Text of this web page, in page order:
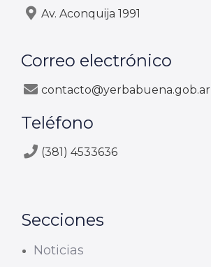
Av. Aconquija 1991
Correo electrónico
contacto@yerbabuena.gob.ar
Teléfono
(381) 4533636
Secciones
Noticias